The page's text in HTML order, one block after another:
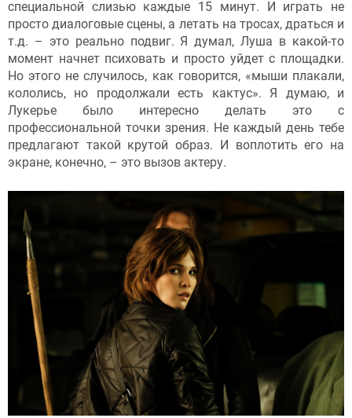
специальной слизью каждые 15 минут. И играть не
просто диалоговые сцены, а летать на тросах, драться и
т.д. – это реально подвиг. Я думал, Луша в какой-то
момент начнет психовать и просто уйдет с площадки.
Но этого не случилось, как говорится, «мыши плакали,
кололись, но продолжали есть кактус». Я думаю, и
Лукерье было интересно делать это с
профессиональной точки зрения. Не каждый день тебе
предлагают такой крутой образ. И воплотить его на
экране, конечно, – это вызов актеру.